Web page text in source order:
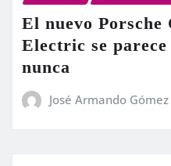
El nuevo Porsche
Electric se parece
nunca
José Armando Gómez